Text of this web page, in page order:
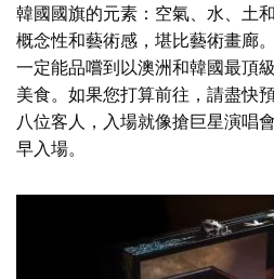
韓國國旗的元素：空氣、水、土
概念性和藝術感，堪比藝術畫廊
一定能品嚐到以澳洲和韓國最頂
美食。如果您打算前往，請盡快
八位客人，入場就像搶巨星演唱
早入場。